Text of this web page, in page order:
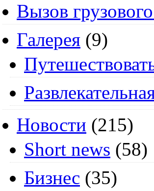
Вызов
Галерея (9)
Новости (215)
Short news (58)
Бизнес (35)